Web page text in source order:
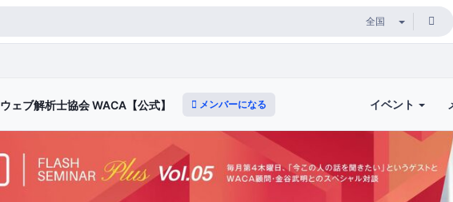
ウェブ解析士協会 WACA【公式】 メンバーになる イベント